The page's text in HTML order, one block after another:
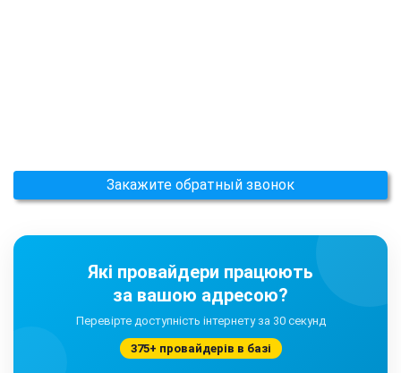
Закажите обратный звонок
Які провайдери працюють
за вашою адресою?
Перевірте доступність інтернету за 30 секунд
375+ провайдерів в базі